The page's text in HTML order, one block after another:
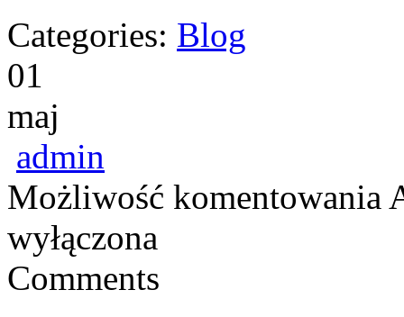
Categories: Blog
01
maj
admin
Możliwość komentowania
wyłączona
Comments